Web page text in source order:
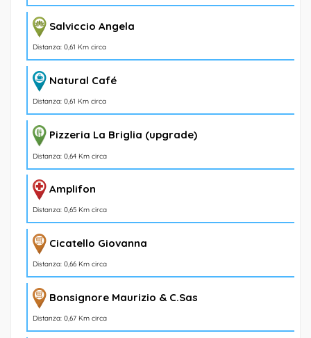
Salviccio Angela
Distanza: 0,61 Km circa
Natural Café
Distanza: 0,61 Km circa
Pizzeria La Briglia (upgrade)
Distanza: 0,64 Km circa
Amplifon
Distanza: 0,65 Km circa
Cicatello Giovanna
Distanza: 0,66 Km circa
Bonsignore Maurizio & C.Sas
Distanza: 0,67 Km circa